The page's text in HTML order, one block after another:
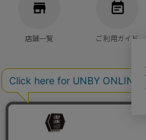
店舗一覧 ご利用ガイド
バッグ・アウト